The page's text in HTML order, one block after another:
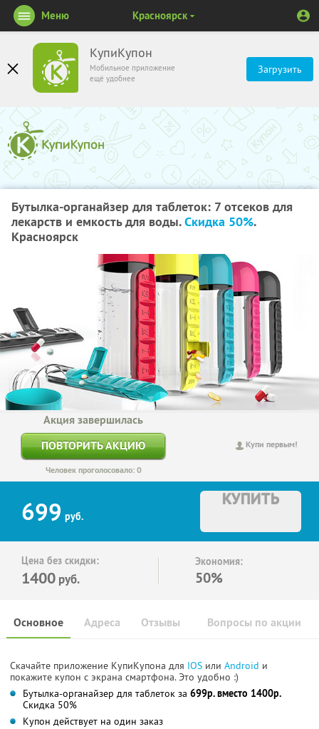
КупиКупон
Мобильное приложение
ещё удобнее
Загрузить
Меню Красноярск
Бутылка-органайзер для таблеток: 7 отсеков для
лекарств и емкость для воды.Скидка 50%.
Красноярск
Купи первым!
Акция завершилась
ПОВТОРИТЬ АКЦИЮ
Человек проголосовало: 0
699 руб.
КУПИТЬ
Цена без скидки:
1400 руб.
Экономия:
50%
Основное Отзывы Вопросы по акции
Адреса
Скачайте приложение КупиКупона для IOS или Android и
покажите купон с экрана смартфона. Это удобно :)
Бутылка-органайзер для таблеток за 699р. вместо 1400р.
Скидка 50%
Купон действует на один заказ